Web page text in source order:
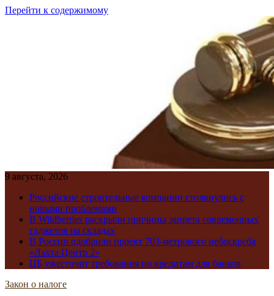
Перейти к содержимому
9 августа, 2026
Российские строительные компании столкнулись с
новыми проблемами
В Wildberries раскрыли причины запрета современных
гаджетов на складах
В России одобрили проект 703-метрового небоскреба
«Лахта Центр 2»
ЦБ ужесточит требования по кредитам для банков
Закон о налоге